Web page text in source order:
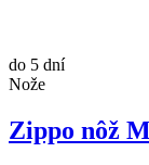
do 5 dní
Nože
Zippo nôž